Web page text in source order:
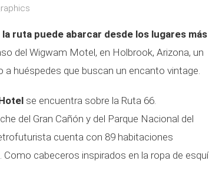
ruta puede abarcar desde los lugares más
del Wigwam Motel, en Holbrook, Arizona, un
huéspedes que buscan un encanto vintage.
se encuentra sobre la Ruta 66.
del Gran Cañón y del Parque Nacional del
cuenta con 89 habitaciones
cabeceros inspirados en la ropa de esquí